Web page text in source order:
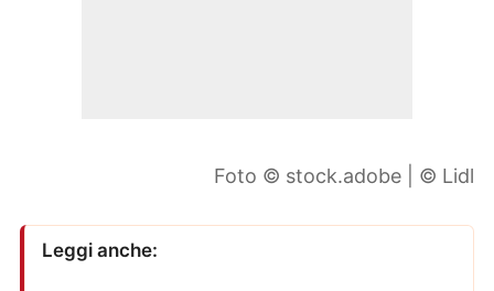
Foto © stock.adobe | © Lidl
Leggi anche: